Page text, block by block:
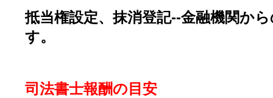
抵当権設定、抹消登記--金融機関か
す。
司法書士報酬の目安